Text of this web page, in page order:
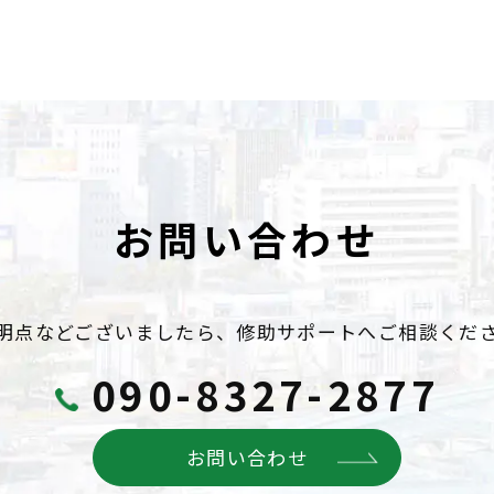
お問い合わせ
点などございましたら、修助サポートへご相談くだ
090-8327-2877
お問い合わせ